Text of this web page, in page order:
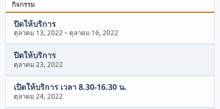
กิจกรรม
ปิดให้บริการ
ตุลาคม 13, 2022 – ตุลาคม 16, 2022
ปิดให้บริการ
ตุลาคม 23, 2022
เปิดให้บริการ เวลา 8.30-16.30 น.
ตุลาคม 24, 2022